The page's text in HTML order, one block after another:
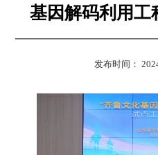
基因解码利用工
发布时间：